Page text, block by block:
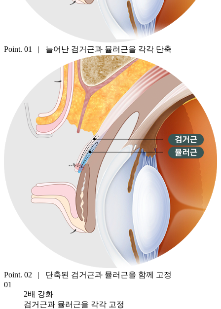
Point. 01 | 늘어난 검거근과 뮬러근을 각각 단축
Point. 02 | 단축된 검거근과 뮬러근을 함께 고정
01
2배 강화
검거근과 뮬러근을 각각 고정